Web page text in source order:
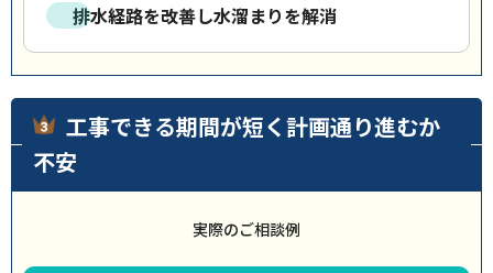
排水経路を改善し水溜まりを解消
工事できる期間が短く計画通り進むか
不安
実際のご相談例